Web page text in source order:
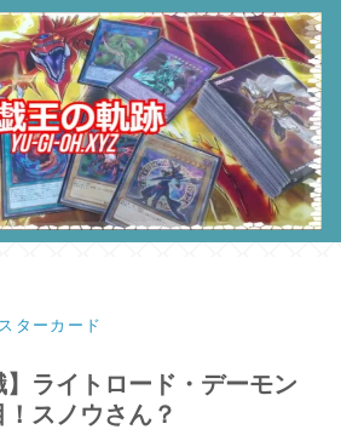
ターカード
】ライトロード・デーモン
スノウさん？